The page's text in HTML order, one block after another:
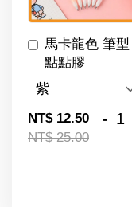
馬卡龍色 筆型
點點膠
NT$ 12.50
NT$ 25.00
-